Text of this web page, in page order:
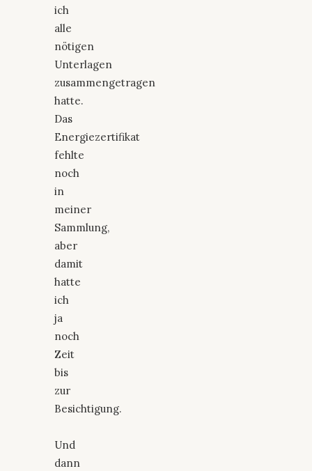
ich
alle
nötigen
Unterlagen
zusammengetragen
hatte.
Das
Energiezertifikat
fehlte
noch
in
meiner
Sammlung,
aber
damit
hatte
ich
ja
noch
Zeit
bis
zur
Besichtigung.
Und
dann